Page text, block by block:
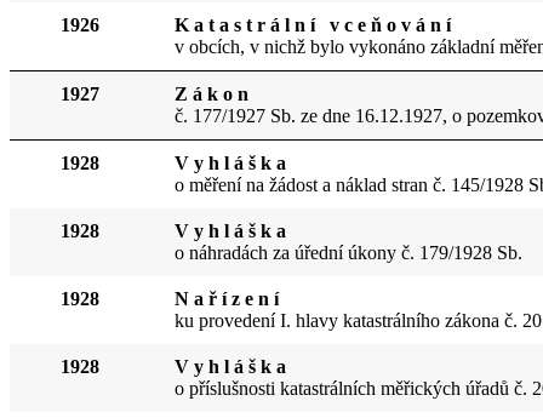
1926
K a t a s t r á l n í v c e ň o v á n í
v obcích, v nichž bylo vykonáno základní
1927
Z á k o n
č. 177/1927 Sb. ze dne 16.12.1927, o
1928
V y h l á š k a
o měření na žádost a náklad stran č. 145/1928
1928
V y h l á š k a
o náhradách za úřední úkony č. 179/1928 Sb.
1928
N a ř í z e n í
ku provedení I. hlavy katastrálního zákona č.
1928
V y h l á š k a
o příslušnosti katastrálních měřických úřadů č.